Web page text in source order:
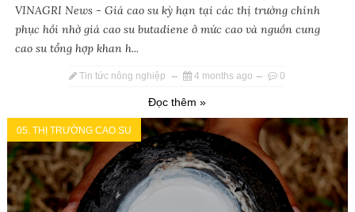
VINAGRI News - Giá cao su kỳ hạn tại các thị trường chính
phục hồi nhờ giá cao su butadiene ở mức cao và nguồn cung
cao su tổng hợp khan h...
Tin tức nông nghiệp 4 months ago 0
Đọc thêm »
05. THỊ TRƯỜNG CAO SU